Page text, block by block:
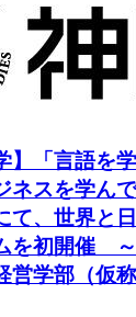
】「言語を
ネスを学ん
て、世界と
を初開催
営学部（仮